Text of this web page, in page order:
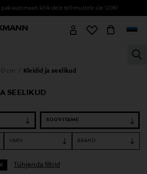
pakiautomaati kõikidele tellimustele üle 120€!
MEHED LAPSED
cm Kleidid ja seelikud
SEELIKUD
VÄRV BRÄND
Tühjenda filtrid